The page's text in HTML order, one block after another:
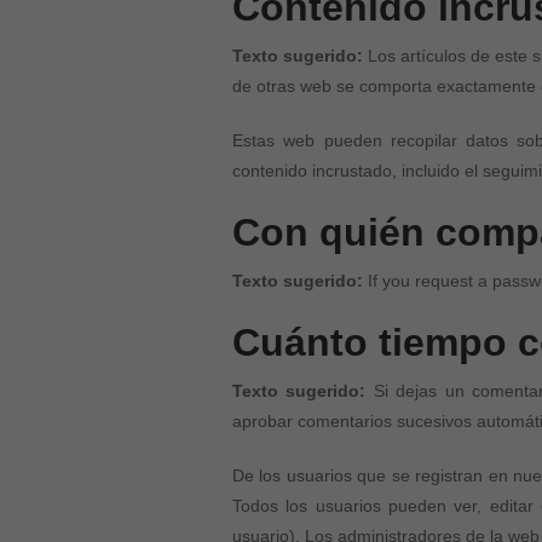
Texto sugerido: Los artículos de este
de otras web se comporta
Estas web pueden recopilar datos
contenido incrustado, incluido el
Con quién
Texto sugerido: If you request a
Cuánto tiempo
Texto sugerido: Si dejas un
aprobar comentarios sucesivos
De los usuarios que se registran en
Todos los usuarios pueden ver,
usuario). Los administradores de la